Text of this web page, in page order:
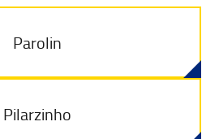
Parolin
Pilarzinho